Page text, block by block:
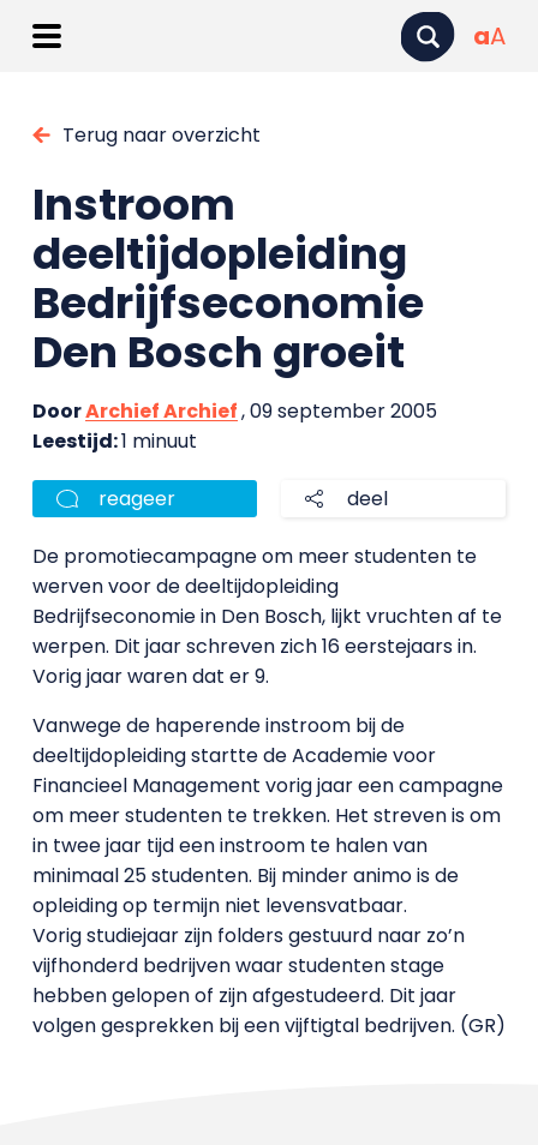
aA
Terug naar overzicht
Instroom
deeltijdopleiding
Bedrijfseconomie
Den Bosch groeit
DoorArchief Archief, 09 september 2005
Leestijd:1 minuut
reageer deel
De promotiecampagne om meer studenten te
werven voor de deeltijdopleiding
Bedrijfseconomie in Den Bosch, lijkt vruchten af te
werpen. Dit jaar schreven zich 16 eerstejaars in.
Vorig jaar waren dat er 9.
Vanwege de haperende instroom bij de
deeltijdopleiding startte de Academie voor
Financieel Management vorig jaar een campagne
om meer studenten te trekken. Het streven is om
in twee jaar tijd een instroom te halen van
minimaal 25 studenten. Bij minder animo is de
opleiding op termijn niet levensvatbaar.
Vorig studiejaar zijn folders gestuurd naar zo’n
vijfhonderd bedrijven waar studenten stage
hebben gelopen of zijn afgestudeerd. Dit jaar
volgen gesprekken bij een vijftigtal bedrijven. (GR)